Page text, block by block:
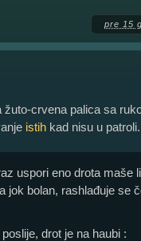
pre 15
žuto-crvena palica sa
istih kad nisu u patroli.
uspori eno drota maše
jok bolan, rashlađuje se
drot je na haubi :